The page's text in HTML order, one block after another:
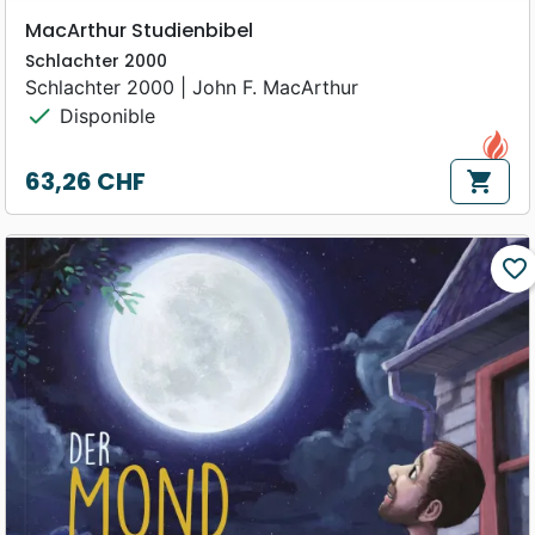
MacArthur Studienbibel
Schlachter 2000
Schlachter 2000 | John F. MacArthur
check Disponible
Prix
63,26 CHF shopping_cart
favorite_border